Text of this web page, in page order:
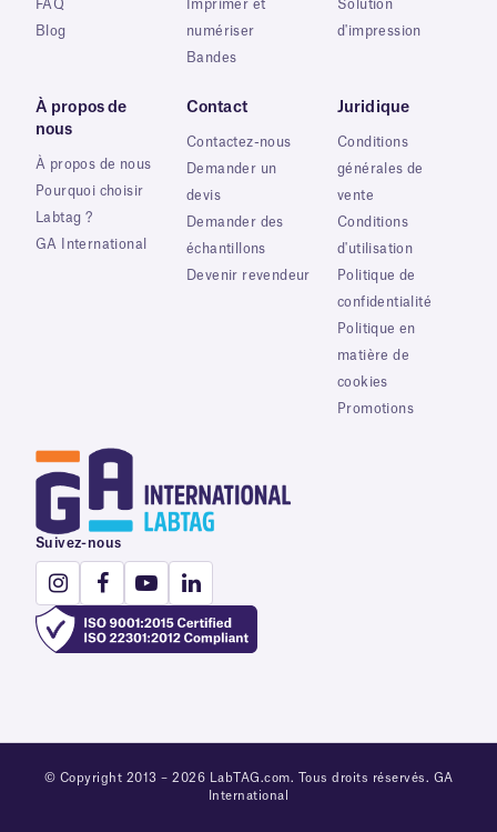
FAQ
Blog
Imprimer et
numériser
Bandes
Solution
d'impression
À propos de
nous
À propos de nous
Pourquoi choisir
Labtag ?
GA International
Contact
Contactez-nous
Demander un
devis
Demander des
échantillons
Devenir revendeur
Juridique
Conditions
générales de
vente
Conditions
d'utilisation
Politique de
confidentialité
Politique en
matière de
cookies
Promotions
Suivez-nous
© Copyright 2013 – 2026 LabTAG.com. Tous droits réservés. GA
International